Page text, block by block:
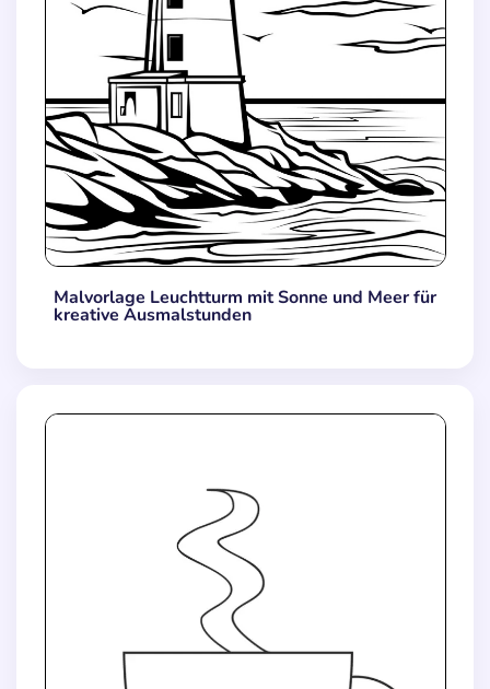
Malvorlage Leuchtturm mit Sonne und Meer für
kreative Ausmalstunden